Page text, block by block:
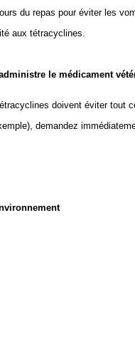
du repas pour éviter les
aux tétracyclines.
le médicament
doivent éviter tout
demandez